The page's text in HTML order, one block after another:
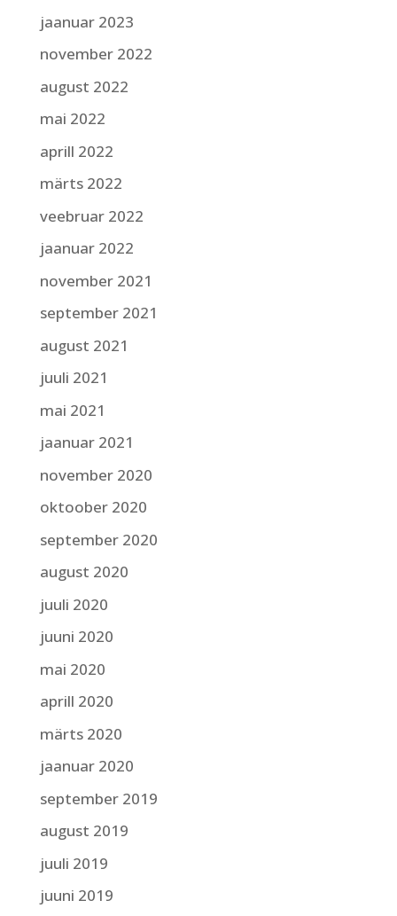
jaanuar 2023
november 2022
august 2022
mai 2022
aprill 2022
märts 2022
veebruar 2022
jaanuar 2022
november 2021
september 2021
august 2021
juuli 2021
mai 2021
jaanuar 2021
november 2020
oktoober 2020
september 2020
august 2020
juuli 2020
juuni 2020
mai 2020
aprill 2020
märts 2020
jaanuar 2020
september 2019
august 2019
juuli 2019
juuni 2019